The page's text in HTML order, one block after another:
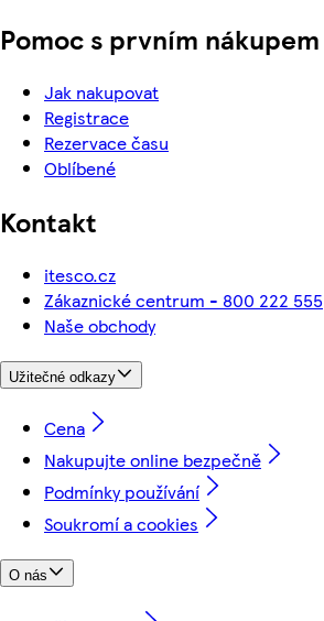
Pomoc s prvním nákupem
Jak nakupovat
Registrace
Rezervace času
Oblíbené
Kontakt
itesco.cz
Zákaznické centrum - 800 222 555
Naše obchody
Užitečné odkazy
Cena
Nakupujte online bezpečně
Podmínky používání
Soukromí a cookies
O nás